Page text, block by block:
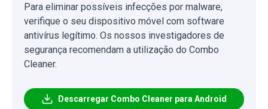
Para eliminar possíveis infecções por malware,
verifique o seu dispositivo móvel com software
antivírus legítimo. Os nossos investigadores de
segurança recomendam a utilização do Combo
Cleaner.
Descarregar Combo Cleaner para Android